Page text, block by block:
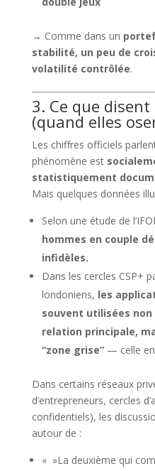
→ Comme dans un
stabilité, un peu de
volatilité contrôlée.
3. Ce que
(quand elles
Les chiffres officiels
phénomène est
statistiquement
Mais quelques données
Selon une étude de
hommes en couple
infidèles.
Dans les cercles CSP+
londoniens, les
souvent utilisées non
relation principale,
“zone grise”— celle
Dans certains réseaux
d’entrepreneurs, cercles
confidentiels), les
autour de :
« »La deuxième qui